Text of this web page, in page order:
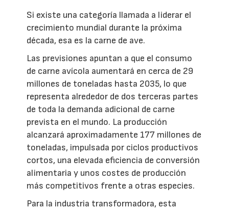
Si existe una categoría llamada a liderar el
crecimiento mundial durante la próxima
década, esa es la carne de ave.
Las previsiones apuntan a que el consumo
de carne avícola aumentará en cerca de 29
millones de toneladas hasta 2035, lo que
representa alrededor de dos terceras partes
de toda la demanda adicional de carne
prevista en el mundo. La producción
alcanzará aproximadamente 177 millones de
toneladas, impulsada por ciclos productivos
cortos, una elevada eficiencia de conversión
alimentaria y unos costes de producción
más competitivos frente a otras especies.
Para la industria transformadora, esta